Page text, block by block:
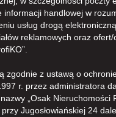
handlowej w
usług drogą
reklamowych oraz ofert/
zgodnie z ustawą o
r. przez administratora
„Osak Nieruchomości
Jugosłowiańskiej 24